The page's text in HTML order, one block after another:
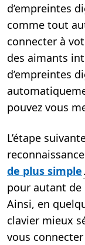
d’empreintes
comme tout
connecter à
des aimants
d’empreintes
pouvez vous
L’étape
de plus simple.
pour autant de
Ainsi, en
clavier mieux
vous